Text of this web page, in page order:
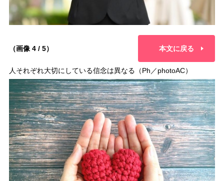
（画像 4 / 5） 本文に戻る
人それぞれ大切にしている信念は異なる（Ph／photoAC）